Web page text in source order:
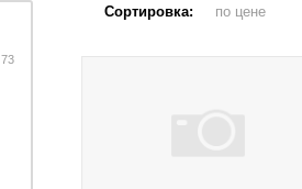
73
Сортировка: по цене